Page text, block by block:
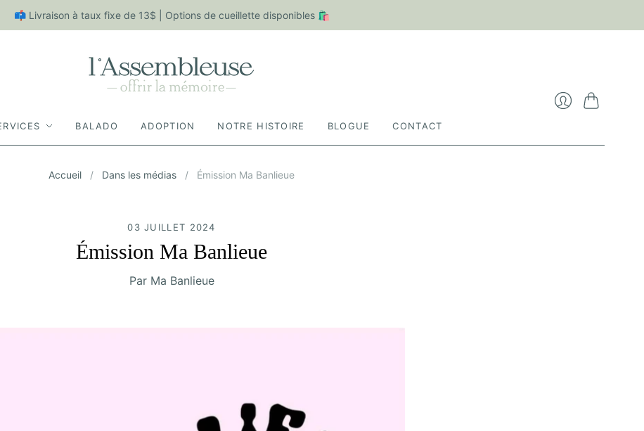
📫 Livraison à taux fixe de 13$ | Options de cueillette disponibles 🛍
BALADO ADOPTION NOTRE HISTOIRE BLOGUE CONTACT
Accueil / Dans les médias / Émission Ma Banlieue
03 JUILLET 2024
Émission Ma Banlieue
Par Ma Banlieue